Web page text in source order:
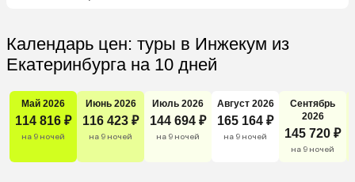
Календарь цен: туры в Инжекум из
Екатеринбурга на 10 дней
Май 2026
114 816 ₽
на 9 ночей
Июнь 2026
116 423 ₽
на 9 ночей
Июль 2026
144 694 ₽
на 9 ночей
Август 2026
165 164 ₽
на 9 ночей
Сентябрь
2026
145 720 ₽
на 9 ночей